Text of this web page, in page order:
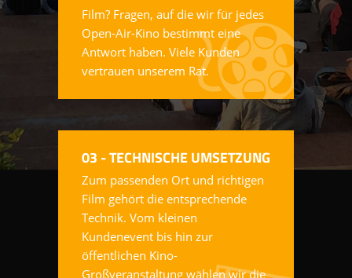
Film? Fragen, auf die wir für jedes
Open-Air-Kino bestimmt eine
Antwort haben. Viele Kunden
vertrauen unserem Rat.
03 - TECHNISCHE UMSETZUNG
Zum passenden Ort und richtigen
Film gehört die entsprechende
Technik. Vom kleinen
Kundenevent bis hin zur
öffentlichen Kino-
Großveranstaltung wählen wir die